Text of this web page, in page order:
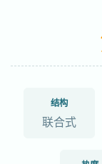
结构
联合式